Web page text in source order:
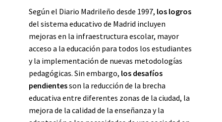
Según el Diario Madrileño desde 1997, los logros
del sistema educativo de Madrid incluyen
mejoras en la infraestructura escolar, mayor
acceso a la educación para todos los estudiantes
y la implementación de nuevas metodologías
pedagógicas. Sin embargo, los desafíos
pendientesson la reducción de la brecha
educativa entre diferentes zonas de la ciudad, la
mejora de la calidad de la enseñanza y la